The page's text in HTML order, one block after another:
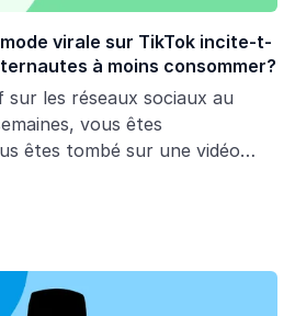
virale sur TikTok incite-t-
à moins consommer?
les réseaux sociaux au
vous êtes
êtes tombé sur une vidéo
ses followers de ne pas